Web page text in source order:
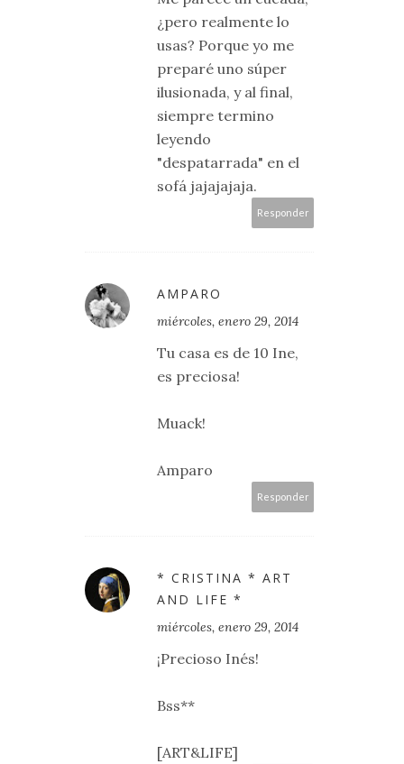
¿pero realmente lo
usas? Porque yo me
preparé uno súper
ilusionada, y al final,
siempre termino
leyendo
"despatarrada" en el
sofá jajajajaja.
Responder
AMPARO
miércoles, enero 29, 2014
Tu casa es de 10 Ine,
es preciosa!
Muack!
Amparo
Responder
* CRISTINA * ART
AND LIFE *
miércoles, enero 29, 2014
¡Precioso Inés!
Bss**
[ART&LIFE]